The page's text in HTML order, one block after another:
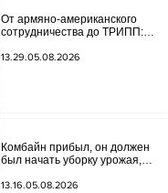
От армяно-американского
сотрудничества до ТРИПП:
советника специального
13.29.05.08.2026
Комбайн прибыл, он должен
был начать уборку урожая,
постановление о запрете
13.16.05.08.2026